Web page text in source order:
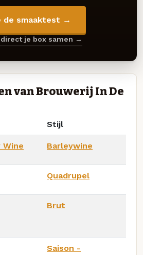
de smaaktest →
je box samen →
van Brouwerij In De
Stijl
Wine Barleywine
Quadrupel
Brut
Saison -